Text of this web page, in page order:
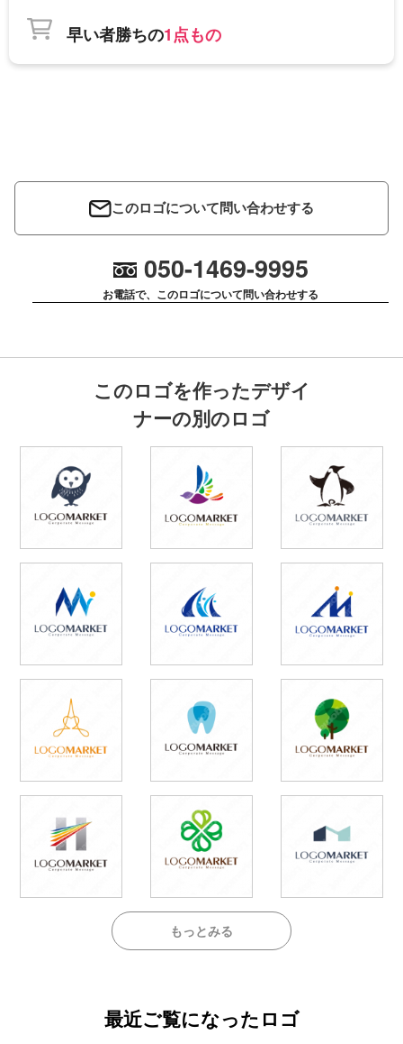
早い者勝ちの1点もの
このロゴについて問い合わせする
050-1469-9995
お電話で、このロゴについて問い合わせする
このロゴを作ったデザイ
ナーの別のロゴ
もっとみる
最近ご覧になったロゴ